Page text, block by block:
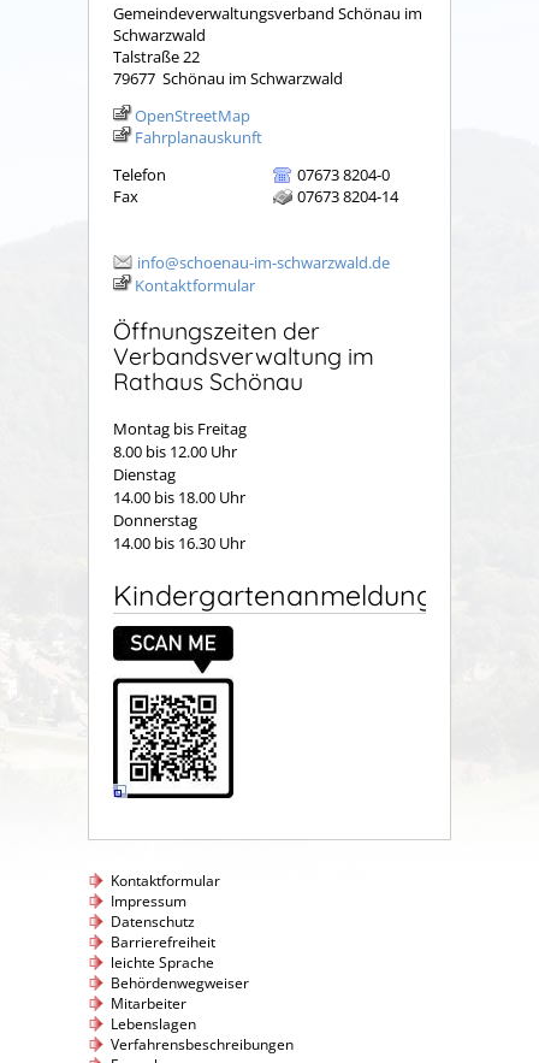
Gemeindeverwaltungsverband Schönau im
Schwarzwald
Talstraße 22
79677 Schönau im Schwarzwald
OpenStreetMap
Fahrplanauskunft
Telefon
07673 8204-0
Fax
07673 8204-14
info@schoenau-im-schwarzwald.de
Kontaktformular
Öffnungszeiten der
Verbandsverwaltung im
Rathaus Schönau
Montag bis Freitag
8.00 bis 12.00 Uhr
Dienstag
14.00 bis 18.00 Uhr
Donnerstag
14.00 bis 16.30 Uhr
Kindergartenanmeldung
Kontaktformular
Impressum
Datenschutz
Barrierefreiheit
leichte Sprache
Behördenwegweiser
Mitarbeiter
Lebenslagen
Verfahrensbeschreibungen